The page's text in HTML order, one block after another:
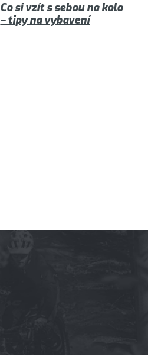
Co si vzít s sebou na kolo
– tipy na vybavení